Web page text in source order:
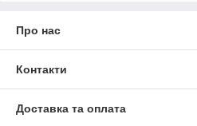
Про нас
Контакти
Доставка та оплата